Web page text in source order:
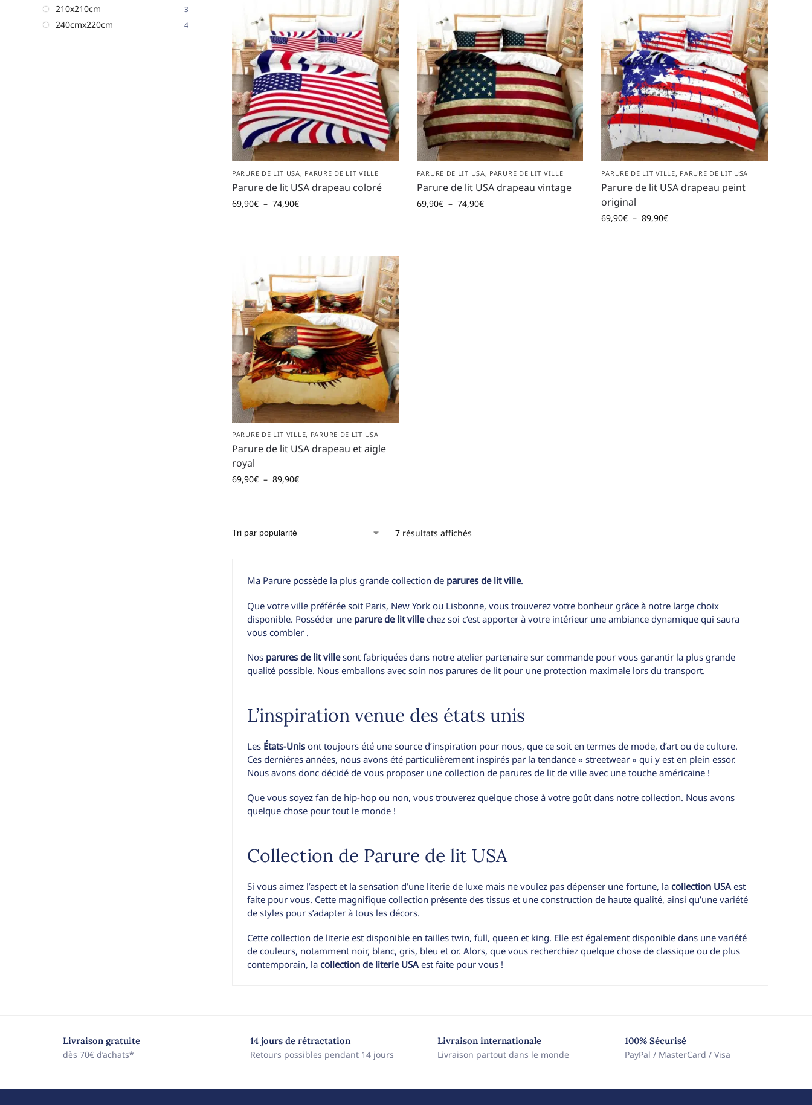
PARURE DE LIT USA, PARURE DE LIT VILLE
Parure de lit USA drapeau coloré
69,90€ – 74,90€
PARURE DE LIT USA, PARURE DE LIT VILLE
Parure de lit USA drapeau vintage
69,90€ – 74,90€
PARURE DE LIT VILLE, PARURE DE LIT USA
Parure de lit USA drapeau peint
original
69,90€ – 89,90€
PARURE DE LIT VILLE, PARURE DE LIT USA
Parure de lit USA drapeau et aigle
royal
69,90€ – 89,90€
7 résultats affichés
Ma Parure possède la plus grande collection de parures de lit ville.
Que votre ville préférée soit Paris, New York ou Lisbonne, vous trouverez votre bonheur grâce à notre large choix
disponible. Posséder une parure de lit villechez soi c’est apporter à votre intérieur une ambiance dynamique qui saura
vous combler .
Nos parures de lit villesont fabriquées dans notre atelier partenaire sur commande pour vous garantir la plus grande
qualité possible. Nous emballons avec soin nos parures de lit pour une protection maximale lors du transport.
L’inspiration venue des états unis
Les États-Unisont toujours été une source d’inspiration pour nous, que ce soit en termes de mode, d’art ou de culture.
Ces dernières années, nous avons été particulièrement inspirés par la tendance « streetwear » qui y est en plein essor.
Nous avons donc décidé de vous proposer une collection de parures de lit de ville avec une touche américaine !
Que vous soyez fan de hip-hop ou non, vous trouverez quelque chose à votre goût dans notre collection. Nous avons
quelque chose pour tout le monde !
Collection de Parure de lit USA
Si vous aimez l’aspect et la sensation d’une literie de luxe mais ne voulez pas dépenser une fortune, la collection USA est
faite pour vous. Cette magnifique collection présente des tissus et une construction de haute qualité, ainsi qu’une variété
de styles pour s’adapter à tous les décors.
Cette collection de literie est disponible en tailles twin, full, queen et king. Elle est également disponible dans une variété
de couleurs, notamment noir, blanc, gris, bleu et or. Alors, que vous recherchiez quelque chose de classique ou de plus
contemporain, la collection de literie USAest faite pour vous !
210x210cm 3
240cmx220cm 4
Livraison gratuite
dès 70€ d’achats*
14 jours de rétractation
Retours possibles pendant 14 jours
Livraison internationale
Livraison partout dans le monde
100% Sécurisé
PayPal / MasterCard / Visa